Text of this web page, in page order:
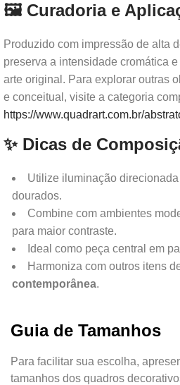
🖼️ Curadoria e
Produzido com impressão de alta
preserva a intensidade cromática
arte original. Para explorar outras
e conceitual, visite a categoria
https://www.quadrart.com.br/
✨ Dicas de
Utilize iluminação
dourados.
Combine com ambientes
para maior contraste.
Ideal como peça central em
Harmoniza com outros itens
contemporânea.
Guia de Tamanhos
Para facilitar sua escolha,
tamanhos dos quadros